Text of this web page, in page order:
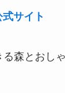
式サイト
森とおし